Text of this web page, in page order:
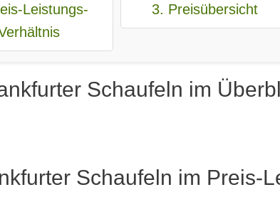
Leistungs-
3. Preisübersicht
Schaufeln im
Schaufeln im Preis-